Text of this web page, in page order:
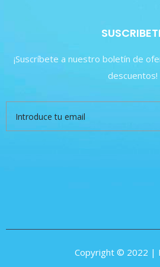
¡Suscríbete a nuestro boletín de
descuentos!
Copyright © 2022 |